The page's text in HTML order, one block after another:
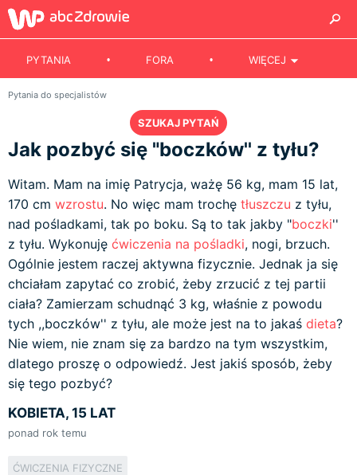
PYTANIA FORA WIĘCEJ
Pytania do specjalistów
SZUKAJ PYTAŃ
Jak pozbyć się "boczków'' z tyłu?
Witam. Mam na imię Patrycja, ważę 56 kg, mam 15 lat,
170 cm wzrostu. No więc mam trochę tłuszczu z tyłu,
nad pośladkami, tak po boku. Są to tak jakby "boczki''
z tyłu. Wykonuję ćwiczenia na pośladki, nogi, brzuch.
Ogólnie jestem raczej aktywna fizycznie. Jednak ja się
chciałam zapytać co zrobić, żeby zrzucić z tej partii
ciała? Zamierzam schudnąć 3 kg, właśnie z powodu
tych ,,boczków'' z tyłu, ale może jest na to jakaś dieta?
Nie wiem, nie znam się za bardzo na tym wszystkim,
dlatego proszę o odpowiedź. Jest jakiś sposób, żeby
się tego pozbyć?
KOBIETA, 15 LAT
ponad rok temu
ĆWICZENIA FIZYCZNE